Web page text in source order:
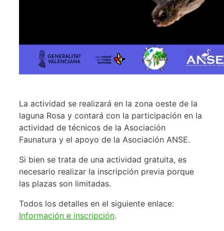
La actividad se realizará en la zona oeste de la
laguna Rosa y contará con la participación en la
actividad de técnicos de la Asociación
Faunatura y el apoyo de la Asociación ANSE.
Si bien se trata de una actividad gratuita, es
necesario realizar la inscripción previa porque
las plazas son limitadas.
Todos los detalles en el siguiente enlace:
Información e inscripción.